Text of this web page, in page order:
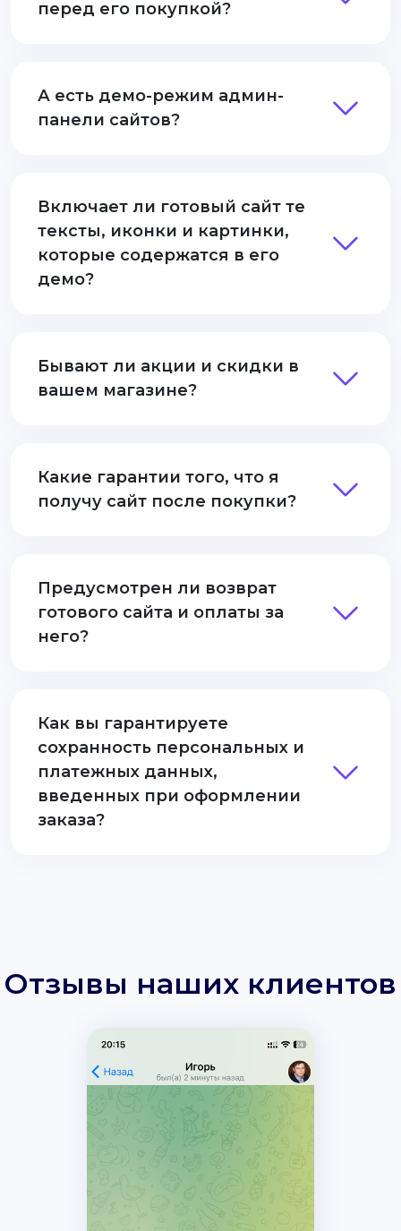
перед его покупкой?
А есть демо-режим админ-
панели сайтов?
Включает ли готовый сайт те
тексты, иконки и картинки,
которые содержатся в его
демо?
Бывают ли акции и скидки в
вашем магазине?
Какие гарантии того, что я
получу сайт после покупки?
Предусмотрен ли возврат
готового сайта и оплаты за
него?
Как вы гарантируете
сохранность персональных и
платежных данных,
введенных при оформлении
заказа?
Отзывы наших клиентов